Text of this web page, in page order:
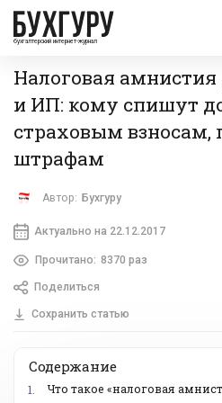
бухгалтерский интернет-журнал
Налоговая
и ИП: кому спишут
страховым взносам,
штрафам
Автор: Бухгуру
Актуально на 22.12.2017
Прочитано: 8370 раз
Поделиться
Сохранить статью
Содержание
1.
Что такое «налоговая